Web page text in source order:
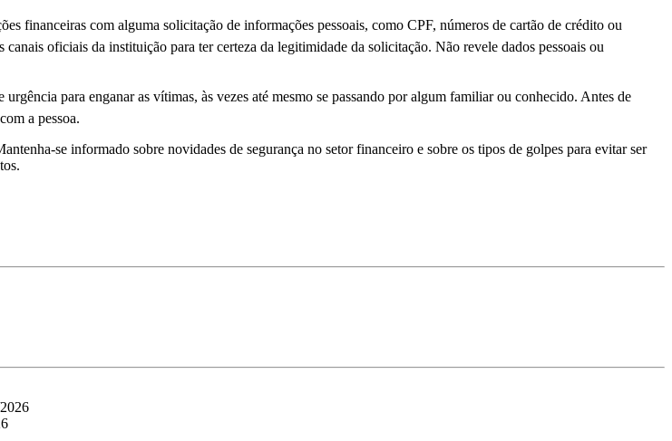
financeiras com alguma solicitação de informações pessoais, como CPF, números de cartão de crédito ou
oficiais da instituição para ter certeza da legitimidade da solicitação. Não revele dados pessoais ou
para enganar as vítimas, às vezes até mesmo se passando por algum familiar ou conhecido. Antes de
a pessoa.
se informado sobre novidades de segurança no setor financeiro e sobre os tipos de golpes para evitar ser